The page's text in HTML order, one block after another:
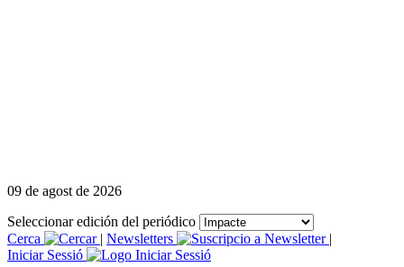
09 de agost de 2026
Seleccionar edición del periódico
Cerca
| Newsletters
|
Iniciar Sessió